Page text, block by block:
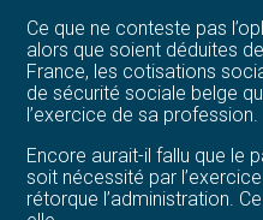
Ce que ne conteste pas
alors que soient déduites
France, les cotisations
de sécurité sociale belge
l’exercice de sa profession.
Encore aurait-il fallu que le
soit nécessité par
rétorque l’administration.